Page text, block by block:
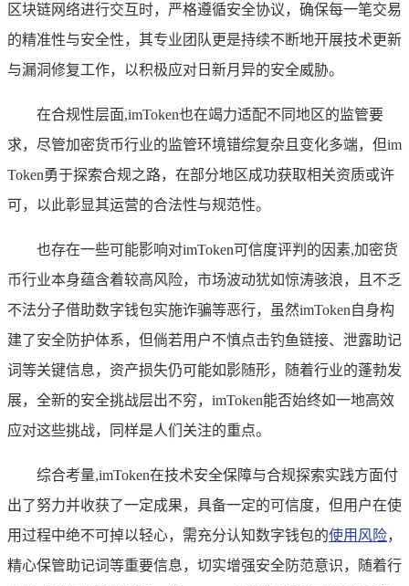
区块链网络进行交互时，严格遵循安全协议，确保每一笔交易
的精准性与安全性，其专业团队更是持续不断地开展技术更新
与漏洞修复工作，以积极应对日新月异的安全威胁。
在合规性层面,imToken也在竭力适配不同地区的监管要
求，尽管加密货币行业的监管环境错综复杂且变化多端，但im
Token勇于探索合规之路，在部分地区成功获取相关资质或许
可，以此彰显其运营的合法性与规范性。
也存在一些可能影响对imToken可信度评判的因素,加密货
币行业本身蕴含着较高风险，市场波动犹如惊涛骇浪，且不乏
不法分子借助数字钱包实施诈骗等恶行，虽然imToken自身构
建了安全防护体系，但倘若用户不慎点击钓鱼链接、泄露助记
词等关键信息，资产损失仍可能如影随形，随着行业的蓬勃发
展，全新的安全挑战层出不穷，imToken能否始终如一地高效
应对这些挑战，同样是人们关注的重点。
综合考量,imToken在技术安全保障与合规探索实践方面付
出了努力并收获了一定成果，具备一定的可信度，但用户在使
用过程中绝不可掉以轻心，需充分认知数字钱包的使用风险，
精心保管助记词等重要信息，切实增强安全防范意识，随着行